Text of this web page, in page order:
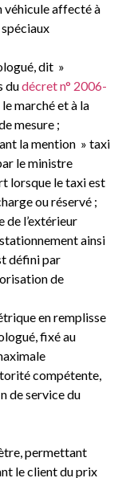
véhicule affecté à
dit »
dudécret n° 2006-
marché et à la
mesure ;
la mention » taxi
le ministre
lorsque le taxi est
ou réservé ;
de l’extérieur
ainsi
défini par
de
en remplisse
fixé au
compétente,
de service du
permettant
le client du prix